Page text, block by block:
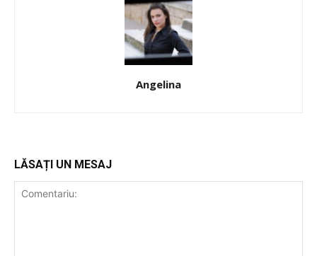
Angelina
LĂSAȚI UN MESAJ